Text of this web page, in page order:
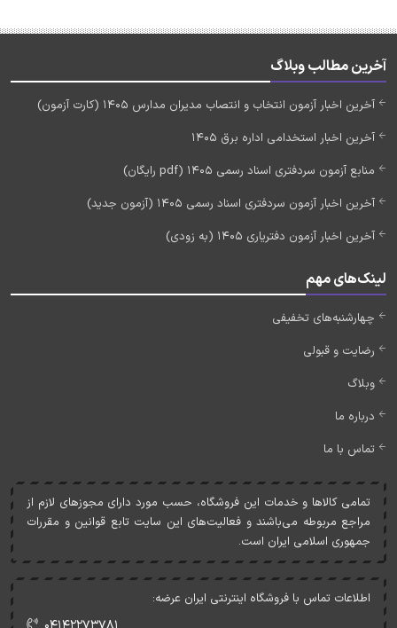
آخرین مطالب وبلاگ
آخرین اخبار آزمون انتخاب و انتصاب مدیران مدارس 1405 (کارت آزمون)
آخرین اخبار استخدامی اداره برق 1405
منابع آزمون سردفتری اسناد رسمی 1405 (pdf رایگان)
آخرین اخبار آزمون سردفتری اسناد رسمی 1405 (آزمون جدید)
آخرین اخبار آزمون دفتریاری 1405 (به زودی)
لینک‌های مهم
چهارشنبه‌های تخفیفی
رضایت و قبولی
وبلاگ
درباره ما
تماس با ما
تمامی کالاها و خدمات اين فروشگاه، حسب مورد دارای مجوزهای لازم از
مراجع مربوطه می‌باشند و فعاليت‌های اين سايت تابع قوانين و مقررات
جمهوری اسلامی ايران است.
اطلاعات تماس با فروشگاه اینترنتی ایران عرضه: